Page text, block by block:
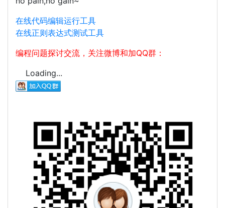
在线代码编辑运行工具
在线正则表达式测试工具
编程问题探讨交流，关注微博和加QQ群：
Loading...